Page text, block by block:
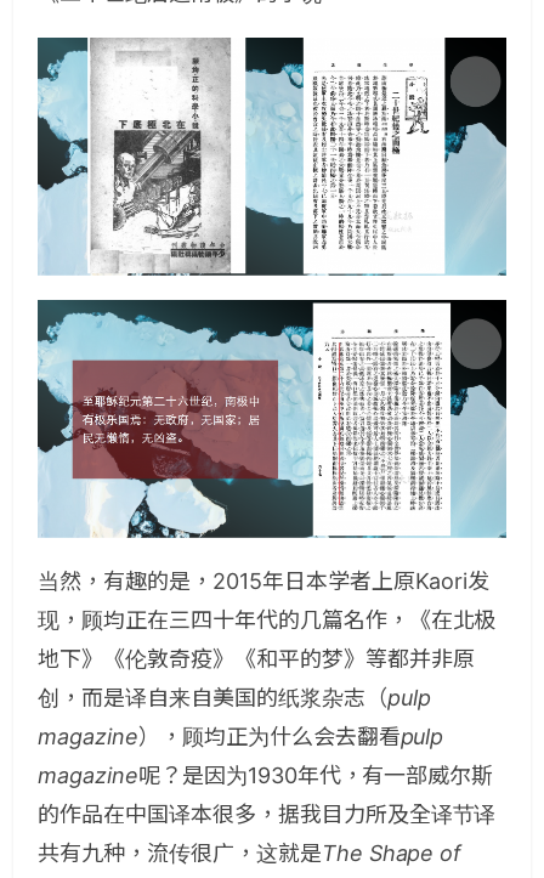
当然，有趣的是，2015年日本学者上原Kaori发
现，顾均正在三四十年代的几篇名作，《在北极
地下》《伦敦奇疫》《和平的梦》等都并非原
创，而是译自来自美国的纸浆杂志（pulp
magazine），顾均正为什么会去翻看pulp
magazine呢？是因为1930年代，有一部威尔斯
的作品在中国译本很多，据我目力所及全译节译
共有九种，流传很广，这就是The Shape of